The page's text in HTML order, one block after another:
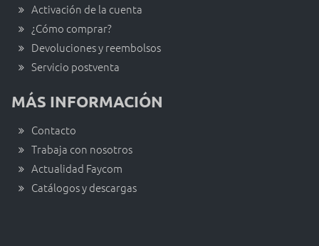
Activación de la cuenta
¿Cómo comprar?
Devoluciones y reembolsos
Servicio postventa
MÁS INFORMACIÓN
Contacto
Trabaja con nosotros
Actualidad Faycom
Catálogos y descargas